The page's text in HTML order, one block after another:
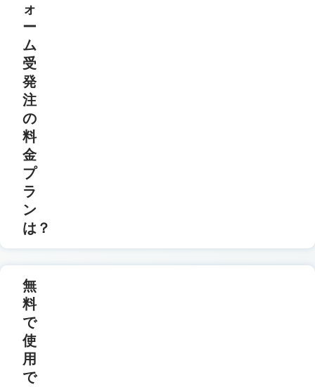
ォ
ー
ム
受
発
注
の
料
金
プ
ラ
ン
は？
無
料
で
使
用
で